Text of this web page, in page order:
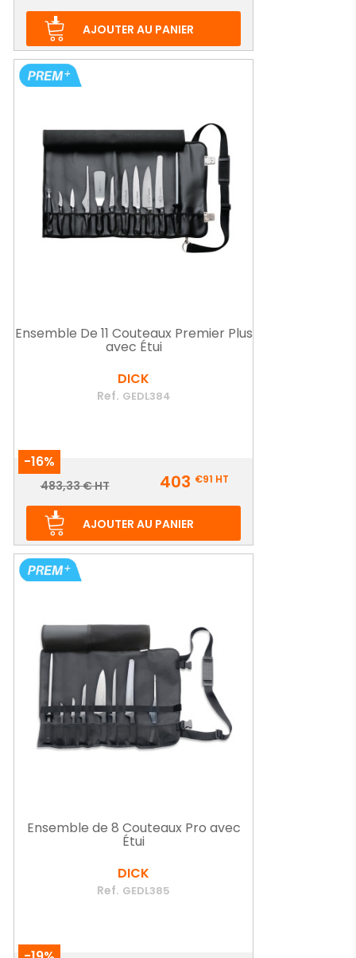
base
AJOUTER AU PANIER
Ensemble De 11 Couteaux Premier Plus
avec Étui
DICK
Ref. GEDL384
-16%
Prix
Prix
base
483,33 € HT 403 €91 HT
AJOUTER AU PANIER
Ensemble de 8 Couteaux Pro avec
Étui
DICK
Ref. GEDL385